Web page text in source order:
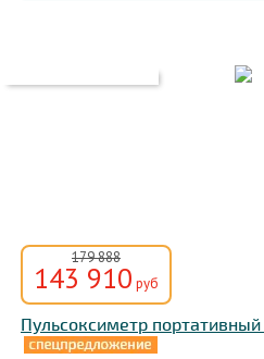
179 888
143 910 руб
Пульсоксиметр